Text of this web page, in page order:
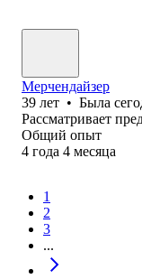
Мерчендайзер
39 лет • Была
Рассматривает
Общий опыт
4 года 4 месяца
1
2
3
...